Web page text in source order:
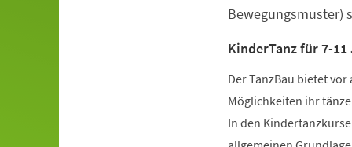
Bewegungsmuster)
KinderTanz für 7-
Der TanzBau bietet
Möglichkeiten ihr
In den